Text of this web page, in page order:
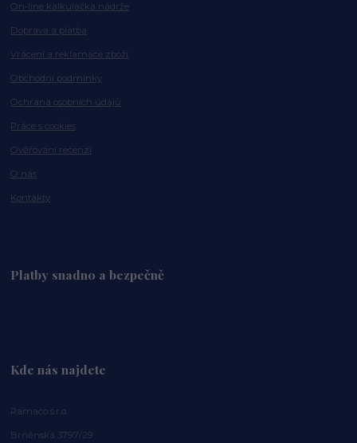
On-line kalkulačka nádrže
Doprava a platba
Vrácení a reklamace zboží
Obchodní podmínky
Ochrana osobních údajů
Práce s cookies
Ověřování recenzí
O nás
Kontakty
Platby snadno a bezpečně
Kde nás najdete
Ramaco s.r.o.
Brněnská 3797/29